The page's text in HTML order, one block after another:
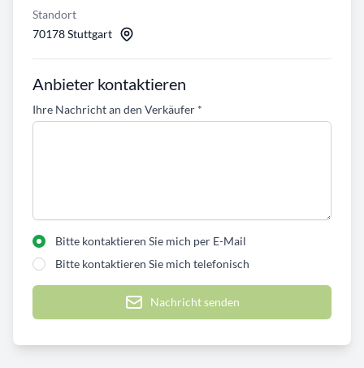
Standort
70178 Stuttgart
Anbieter kontaktieren
Ihre Nachricht an den Verkäufer *
Bitte kontaktieren Sie mich per E-Mail
Bitte kontaktieren Sie mich telefonisch
Nachricht senden